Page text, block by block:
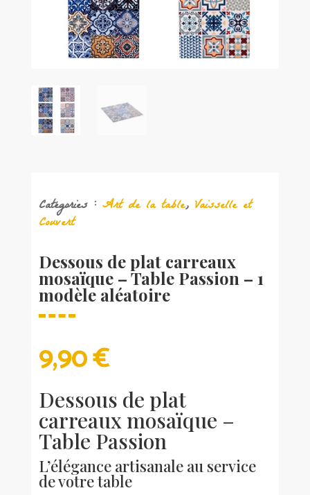
Catégories : Art de la table, Vaisselle et
Couvert
Dessous de plat carreaux
mosaïque – Table Passion – 1
modèle aléatoire
9,90€
Dessous de plat
carreaux mosaïque –
Table Passion
L’élégance artisanale au service
de votre table